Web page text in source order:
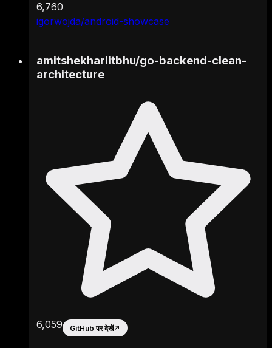
igorwojda/android-showcase
6,760
amitshekhariitbhu/go-backend-clean-
architecture
6,059 GitHub पर देखें↗